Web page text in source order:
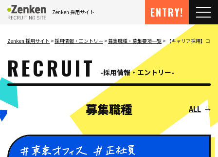
メインコンテンツにスキップ
Zenken 採用サイト ENTRY! メ
Zenken 採用サイト 採用情報・エントリー 募集職種・募集要項一覧 【キャリア採用】コ
採用情報・エントリー
RECRUIT
募集職種 ALL